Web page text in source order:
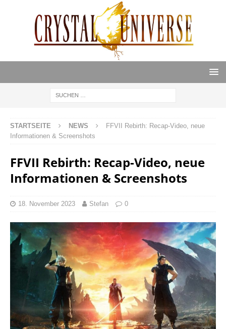
STARTSEITE NEWS
FFVII Rebirth: Recap-Video, neue
Informationen & Screenshots
FFVII Rebirth: Recap-Video, neue
Informationen & Screenshots
18. November 2023 Stefan 0